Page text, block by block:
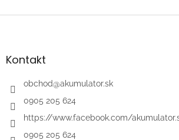
Z
äKontakt
obchod@akumulator.sk
0905 205 624
https://www.facebook.com/
0905 205 624